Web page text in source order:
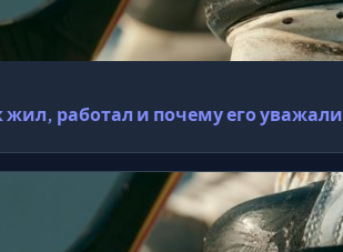
жил, работал и почему его